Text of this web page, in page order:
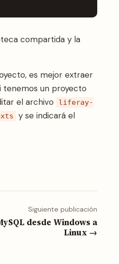
compartida y la
es mejor extraer
tenemos un proyecto
el archivo
liferay-
y se indicará el
Siguiente publicación
desde Windows a
Linux →